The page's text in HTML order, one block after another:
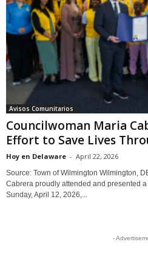
Avisos Comunitarios
Councilwoman Maria
Effort to Save Lives
Hoy en Delaware - April 22, 2026
Source: Town of Wilmington Wilmington,
Cabrera proudly attended and presented
Sunday, April 12, 2026,...
-